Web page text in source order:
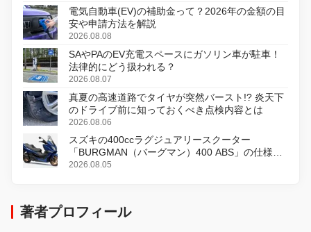
電気自動車(EV)の補助金って？2026年の金額の目
安や申請方法を解説
2026.08.08
SAやPAのEV充電スペースにガソリン車が駐車！
法律的にどう扱われる？
2026.08.07
真夏の高速道路でタイヤが突然バースト!? 炎天下
のドライブ前に知っておくべき点検内容とは
2026.08.06
スズキの400ccラグジュアリースクーター
「BURGMAN（バーグマン）400 ABS」の仕様を
変更し、8月18日に発売
2026.08.05
著者プロフィール